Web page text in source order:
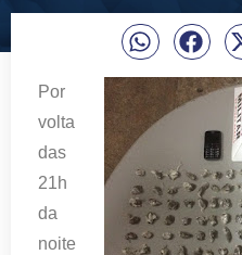
Por
volta
das
21h
da
noite